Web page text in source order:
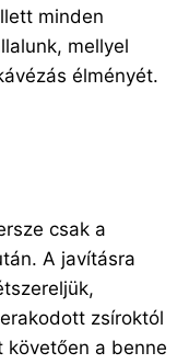
minden
mellyel
élményét.
csak a
A javításra
zsíroktól
követően a benne